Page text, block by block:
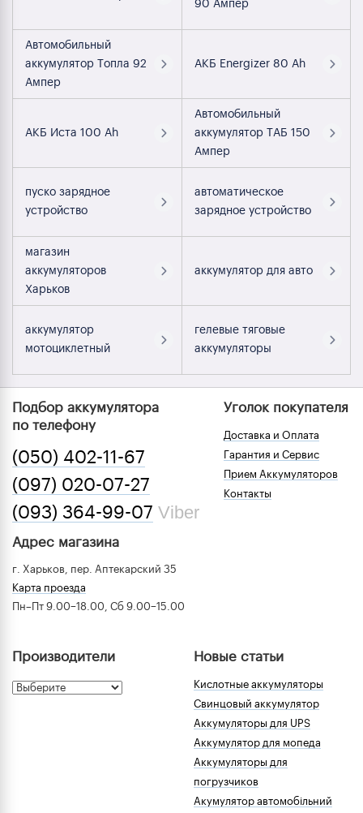
90 Ампер
Автомобильный
аккумулятор Топла 92
Ампер
АКБ Energizer 80 Ah
АКБ Иста 100 Ah
Автомобильный
аккумулятор ТАБ 150
Ампер
пуско зарядное
устройство
автоматическое
зарядное устройство
магазин
аккумуляторов
Харьков
аккумулятор для авто
аккумулятор
мотоциклетный
гелевые тяговые
аккумуляторы
Подбор аккумулятора
по телефону
(050) 402-11-67
(097) 020-07-27
(093) 364-99-07 Viber
Адрес магазина
г. Харьков, пер. Аптекарский 35
Карта проезда
Пн–Пт 9.00–18.00, Сб 9.00–15.00
Уголок покупателя
Доставка и Оплата
Гарантия и Сервис
Прием Аккумуляторов
Контакты
Производители Новые статьи
Кислотные аккумуляторы
Свинцовый аккумулятор
Аккумуляторы для UPS
Аккумулятор для мопеда
Аккумуляторы для
погрузчиков
Акумулятор автомобільний